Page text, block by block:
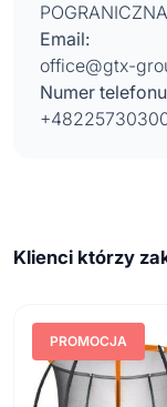
Email:
office@gtx-
Numer
Klienci którzy
PROMOCJA